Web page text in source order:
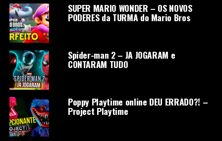
SUPER MARIO WONDER – OS NOVOS
PODERES da TURMA do Mario Bros
Spider-man 2 – JA JOGARAM e
CONTARAM TUDO
Poppy Playtime online DEU ERRADO?! –
Project Playtime